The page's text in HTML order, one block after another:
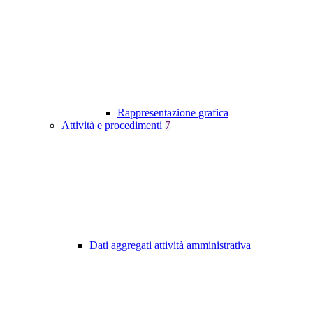
Rappresentazione grafica
Attività e procedimenti 7
Dati aggregati attività amministrativa